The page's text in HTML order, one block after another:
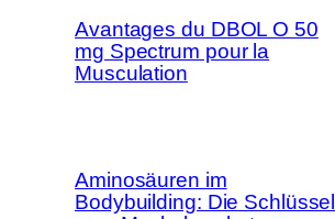
Avantages du DBOL O 50
mg Spectrum pour la
Musculation
Aminosäuren im
Bodybuilding: Die Schlüssel